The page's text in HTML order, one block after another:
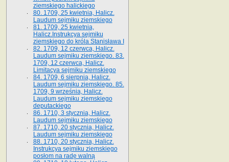
ziemskiego halickiego
80. 1709, 25 kwietnia, Halicz.
Laudum sejmiku ziemskiego
81. 1709, 25 kwietnia,
Halicz.Instrukcya sejmiku
ziemskiego do króla Stanisława I
82. 1709, 12 czerwca, Halicz.
Laudum sejmiku ziemskiego. 83.
1709, 12 czerwca, Halicz.
Limitacya sejmiku ziemskiego
84. 1709, 6 sierpnia, Halicz.
Laudum sejmiku ziemskiego. 85.
1709, 9 września, Halicz.
Laudum sejmiku ziemskiego
deputackiego
86. 1710, 3 stycznia, Halicz.
Laudum sejmiku ziemskiego
87. 1710, 20 stycznia, Halicz.
Laudum sejmiku ziemskiego
88. 1710, 20 stycznia, Halicz.
Instrukcya sejmiku ziemskiego
posłom na radę walną